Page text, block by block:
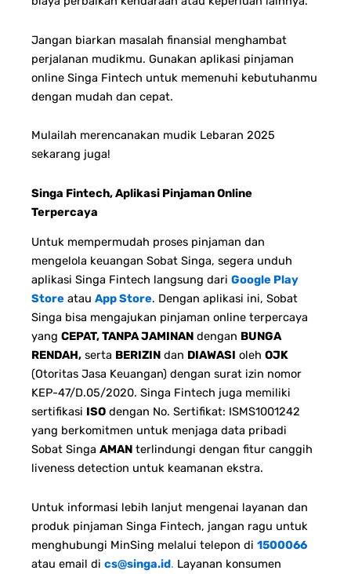
Jangan biarkan masalah finansial menghambat
perjalanan mudikmu. Gunakan aplikasi pinjaman
online Singa Fintech untuk memenuhi kebutuhanmu
dengan mudah dan cepat.
Mulailah merencanakan mudik Lebaran 2025
sekarang juga!
Singa Fintech, Aplikasi Pinjaman Online
Terpercaya
Untuk mempermudah proses pinjaman dan
mengelola keuangan Sobat Singa, segera unduh
aplikasi Singa Fintech langsung dari Google Play
Store atau App Store. Dengan aplikasi ini, Sobat
Singa bisa mengajukan pinjaman online terpercaya
yang CEPAT, TANPA JAMINAN dengan BUNGA
RENDAH, serta BERIZIN dan DIAWASI oleh OJK
(Otoritas Jasa Keuangan) dengan surat izin nomor
KEP-47/D.05/2020. Singa Fintech juga memiliki
sertifikasi ISO dengan No. Sertifikat: ISMS1001242
yang berkomitmen untuk menjaga data pribadi
Sobat Singa AMAN terlindungi dengan fitur canggih
liveness detection untuk keamanan ekstra.
Untuk informasi lebih lanjut mengenai layanan dan
produk pinjaman Singa Fintech, jangan ragu untuk
menghubungi MinSing melalui telepon di 1500066
atau email di cs@singa.id. Layanan konsumen